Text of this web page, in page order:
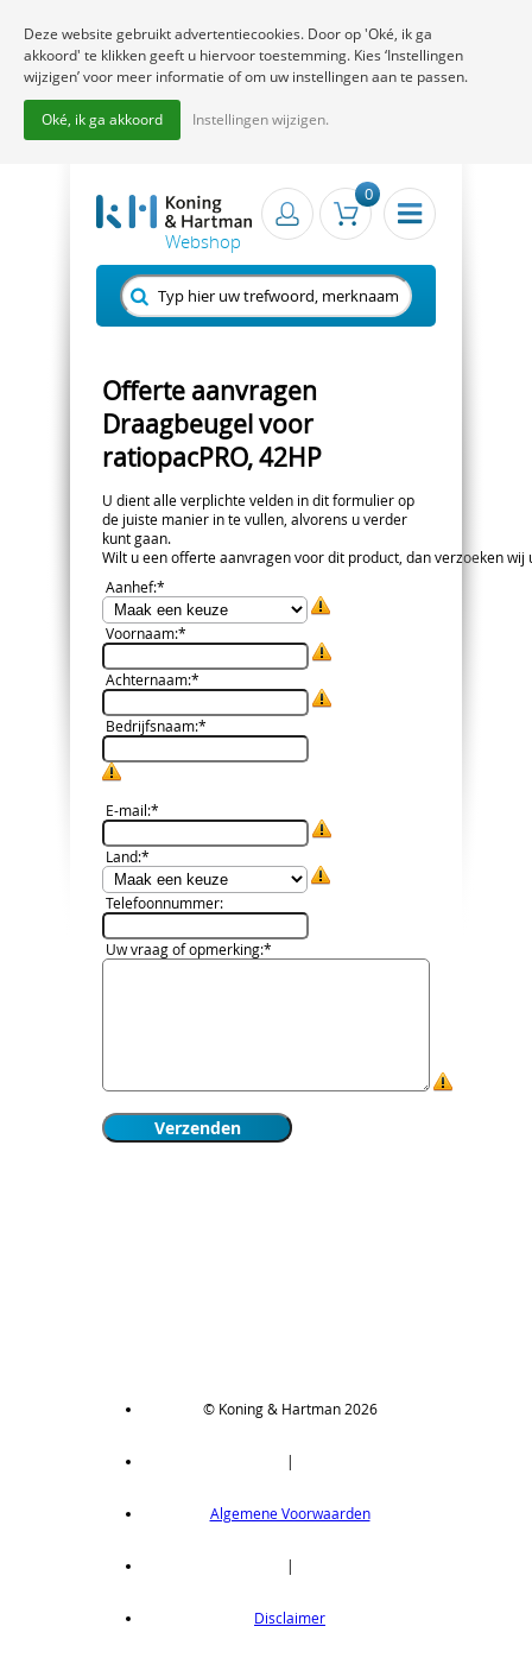
0
Offerte aanvragen
Draagbeugel voor
ratiopacPRO, 42HP
U dient alle verplichte velden in dit formulier op
de juiste manier in te vullen, alvorens u verder
kunt gaan.
Wilt u een offerte aanvragen voor dit product, dan verzoeken
Aanhef:*
Voornaam:*
Achternaam:*
Bedrijfsnaam:*
E-mail:*
Land:*
Telefoonnummer:
Uw vraag of opmerking:*
© Koning & Hartman 2026
|
Algemene Voorwaarden
|
Disclaimer
Deze website gebruikt advertentiecookies. Door op 'Oké, ik ga
akkoord' te klikken geeft u hiervoor toestemming. Kies ‘Instellingen
wijzigen’ voor meer informatie of om uw instellingen aan te passen.
Oké, ik ga akkoord Instellingen wijzigen.